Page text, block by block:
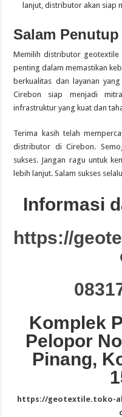
lanjut, distributor akan siap
Salam Penutup
Memilih distributor
penting dalam memastikan
berkualitas dan layanan
Cirebon siap menjadi
infrastruktur yang kuat dan
Terima kasih telah
distributor di Cirebon.
sukses. Jangan ragu untuk
lebih lanjut. Salam sukses
Informasi
https://
Komplek
Pelopor
Pinang,
https://geotextile.toko-